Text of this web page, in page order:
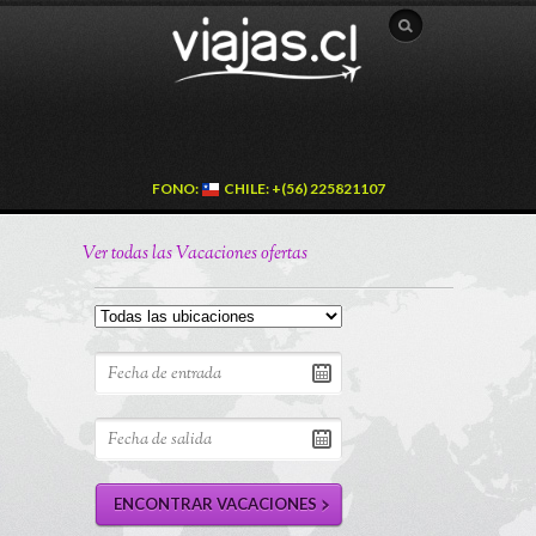
FONO: CHILE: +(56) 225821107
Ver todas las Vacaciones ofertas